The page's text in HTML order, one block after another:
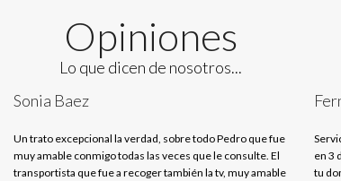
Opiniones
Lo que dicen de nosotros...
Sonia Baez
Un trato excepcional la verdad, sobre todo Pedro que fue
muy amable conmigo todas las veces que le consulte. El
transportista que fue a recoger también la tv, muy amable
en 3
tu